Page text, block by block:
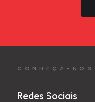
CONHEÇA-NOS
Redes Sociais